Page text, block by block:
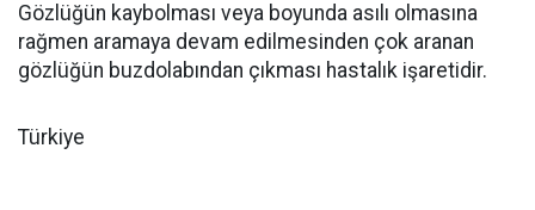
Gözlüğün kaybolması veya boyunda asılı olmasına
rağmen aramaya devam edilmesinden çok aranan
gözlüğün buzdolabından çıkması hastalık işaretidir.
Türkiye